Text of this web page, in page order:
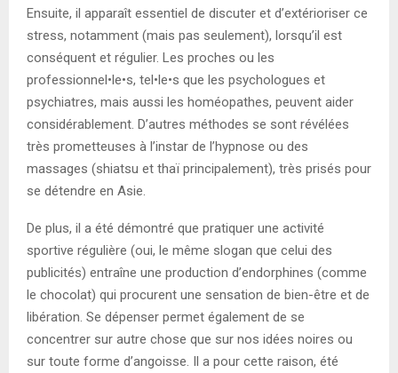
Ensuite, il apparaît essentiel de discuter et d’extérioriser ce
stress, notamment (mais pas seulement), lorsqu’il est
conséquent et régulier. Les proches ou les
professionnel•le•s, tel•le•s que les psychologues et
psychiatres, mais aussi les homéopathes, peuvent aider
considérablement. D’autres méthodes se sont révélées
très prometteuses à l’instar de l’hypnose ou des
massages (shiatsu et thaï principalement), très prisés pour
se détendre en Asie.
De plus, il a été démontré que pratiquer une activité
sportive régulière (oui, le même slogan que celui des
publicités) entraîne une production d’endorphines (comme
le chocolat) qui procurent une sensation de bien-être et de
libération. Se dépenser permet également de se
concentrer sur autre chose que sur nos idées noires ou
sur toute forme d’angoisse. Il a pour cette raison, été